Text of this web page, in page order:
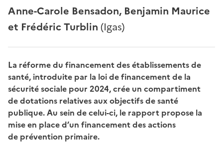
Anne-Carole Bensadon, Benjamin Maurice
et Frédéric Turblin (Igas)
La réforme du financement des établissements de
santé, introduite par la loi de financement de la
sécurité sociale pour 2024, crée un compartiment
de dotations relatives aux objectifs de santé
publique. Au sein de celui-ci, le rapport propose la
mise en place d’un financement des actions
de prévention primaire.